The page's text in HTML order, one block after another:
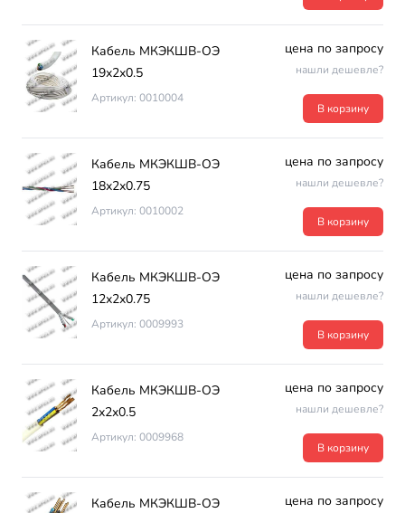
Кабель МКЭКШВ-ОЭ
19х2х0.5
Артикул: 0010004
цена по запросу
нашли дешевле?
В корзину
Кабель МКЭКШВ-ОЭ
18х2х0.75
Артикул: 0010002
цена по запросу
нашли дешевле?
В корзину
Кабель МКЭКШВ-ОЭ
12х2х0.75
Артикул: 0009993
цена по запросу
нашли дешевле?
В корзину
Кабель МКЭКШВ-ОЭ
2х2х0.5
Артикул: 0009968
цена по запросу
нашли дешевле?
В корзину
Кабель МКЭКШВ-ОЭ
цена по запросу